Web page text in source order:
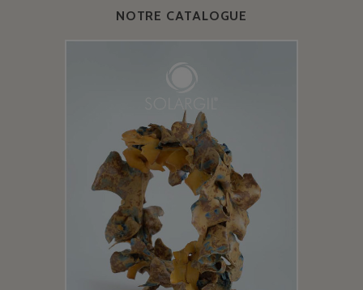
NOTRE CATALOGUE